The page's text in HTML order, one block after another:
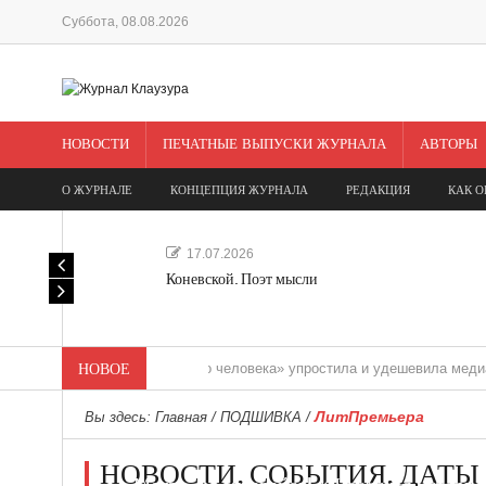
Суббота, 08.08.2026
НОВОСТИ ПЕЧАТНЫЕ ВЫПУСКИ ЖУРНАЛА АВТОРЫ
О ЖУРНАЛЕ КОНЦЕПЦИЯ ЖУРНАЛА РЕДАКЦИЯ КАК
17.07.2026
Коневской. Поэт мысли
НОВОЕ
«Редакция одного человека» упростила и удешевила
Вы здесь: Главная/ ПОДШИВКА /ЛитПремьера
НОВОСТИ. СОБЫТИЯ. ДАТЫ